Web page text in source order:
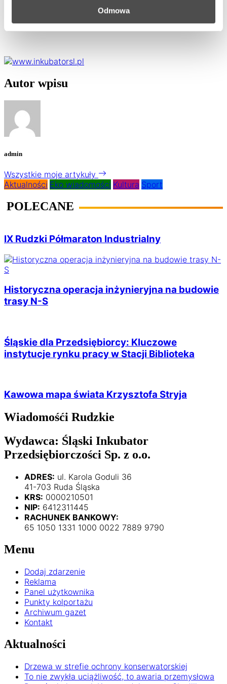
Odmowa
do segregacji odpadów);
20. ul. Pokoju/Kolista.
Autor wpisu
admin
Wszystkie moje artykuły
Aktualności Eko wiadomości Kultura Sport
POLECANE
IX Rudzki Półmaraton Industrialny
Historyczna operacja inżynieryjna na budowie
trasy N-S
Śląskie dla Przedsiębiorcy: Kluczowe
instytucje rynku pracy w Stacji Biblioteka
Kawowa mapa świata Krzysztofa Stryja
Wiadomośći Rudzkie
Wydawca: Śląski Inkubator
Przedsiębiorczości Sp. z o.o.
ADRES: ul. Karola Goduli 36
41-703 Ruda Śląska
KRS: 0000210501
NIP: 6412311445
RACHUNEK BANKOWY:
65 1050 1331 1000 0022 7889 9790
Menu
Dodaj zdarzenie
Reklama
Panel użytkownika
Punkty kolportażu
Archiwum gazet
Kontakt
Aktualności
Drzewa w strefie ochrony konserwatorskiej
To nie zwykła uciążliwość, to awaria przemysłowa